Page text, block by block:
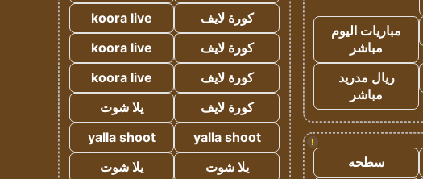
مباريات اليوم
مباشر
ريال مدريد
مباشر
!
سطحه
كورة لايف
koora live
كورة لايف
koora live
كورة لايف
koora live
كورة لايف
يلا شوت
yalla shoot
yalla shoot
يلا شوت
يلا شوت